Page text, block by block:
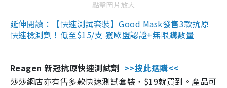
點擊圖片放大
延伸閱讀：【快速測試套裝】Good Mask發售3款抗原
快速檢測劑！低至$15/支 獲歐盟認證+無限購數量
Reagen 新冠抗原快速測試劑 >>按此選購<<
莎莎網店亦有售多款快速測試套裝，$19就買到。產品可